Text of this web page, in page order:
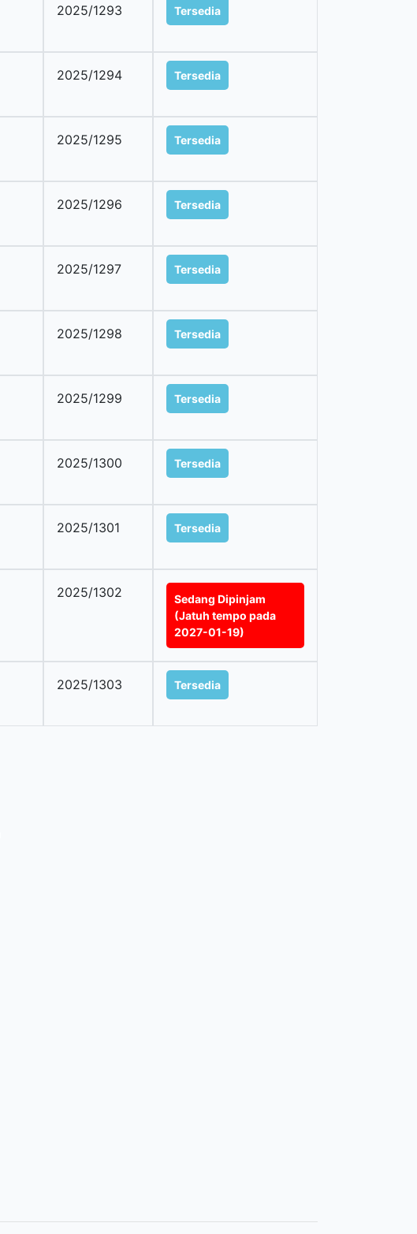
2025/1293 Tersedia
2025/1294 Tersedia
2025/1295 Tersedia
2025/1296 Tersedia
2025/1297 Tersedia
2025/1298 Tersedia
2025/1299 Tersedia
2025/1300 Tersedia
2025/1301 Tersedia
2025/1302
Sedang Dipinjam
(Jatuh tempo pada
2027-01-19)
2025/1303 Tersedia